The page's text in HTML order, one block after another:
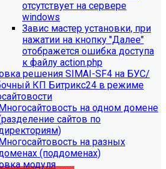
поддержка продуктов на
Рекомендуемая версия PHP - 8.4
поддержка продуктов на
Рекомендуемая версия MySql
отсутствует на сервере
windows
Завис мастер установки, при
нажатии на кнопку "Далее"
отображется ошибка доступа
к файлу action.php
решения SIMAI-SF4 на БУС/
КП Битрикс24 в режиме
на одном домене
сайтов по
на разных
(поддоменах)
модуля